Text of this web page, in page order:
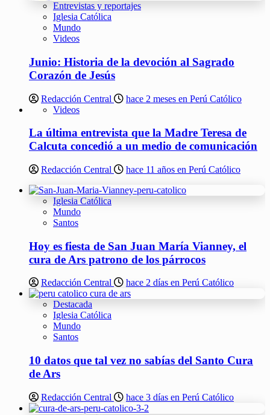
Entrevistas y reportajes
Iglesia Católica
Mundo
Videos
Junio: Historia de la devoción al Sagrado
Corazón de Jesús
Redacción Central
hace 2 meses en Perú Católico
Videos
La última entrevista que la Madre Teresa de
Calcuta concedió a un medio de comunicación
Redacción Central hace 11 años en Perú Católico
Iglesia Católica
Mundo
Santos
Hoy es fiesta de San Juan María Vianney, el
cura de Ars patrono de los párrocos
Redacción Central hace 2 días en Perú Católico
Destacada
Iglesia Católica
Mundo
Santos
10 datos que tal vez no sabías del Santo Cura
de Ars
Redacción Central hace 3 días en Perú Católico